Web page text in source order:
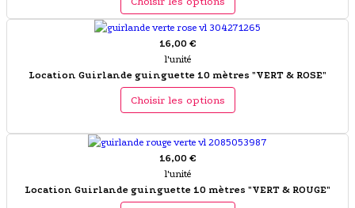
16,00 €
l'unité
Location Guirlande guinguette 10 mètres "VERT & ROSE"
Choisir les options
16,00 €
l'unité
Location Guirlande guinguette 10 mètres "VERT & ROUGE"